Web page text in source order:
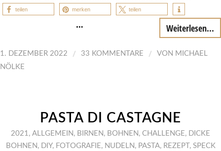
teilen merken teilen
… Weiterlesen...
1. DEZEMBER 2022 / 33 KOMMENTARE / VON MICHAEL
NÖLKE
PASTA DI CASTAGNE
2021, ALLGEMEIN , BIRNEN , BOHNEN , CHALLENGE, DICKE
BOHNEN , DIY, FOTOGRAFIE, NUDELN , PASTA, REZEPT , SPECK